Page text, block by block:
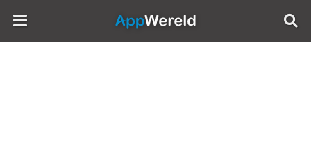
AppWereld